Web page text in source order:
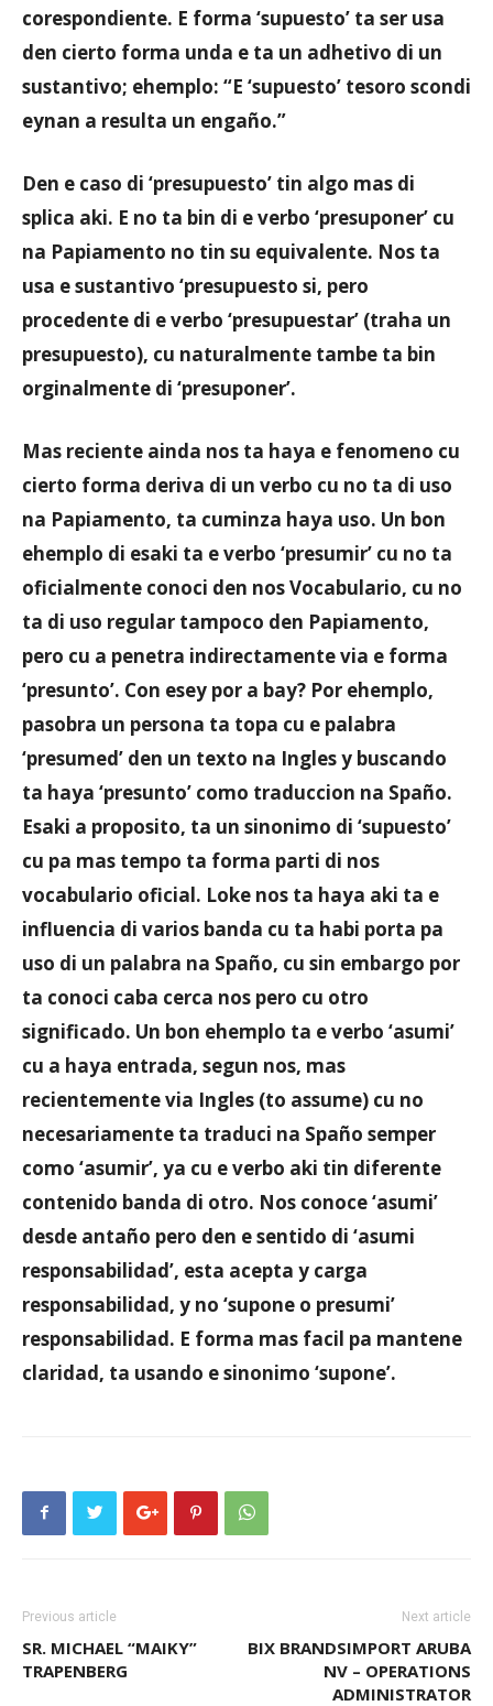
corespondiente. E forma ‘supuesto’ ta ser usa
den cierto forma unda e ta un adhetivo di un
sustantivo; ehemplo: “E ‘supuesto’ tesoro scondi
eynan a resulta un engaño.”
Den e caso di ‘presupuesto’ tin algo mas di
splica aki. E no ta bin di e verbo ‘presuponer’ cu
na Papiamento no tin su equivalente. Nos ta
usa e sustantivo ‘presupuesto si, pero
procedente di e verbo ‘presupuestar’ (traha un
presupuesto), cu naturalmente tambe ta bin
orginalmente di ‘presuponer’.
Mas reciente ainda nos ta haya e fenomeno cu
cierto forma deriva di un verbo cu no ta di uso
na Papiamento, ta cuminza haya uso. Un bon
ehemplo di esaki ta e verbo ‘presumir’ cu no ta
oficialmente conoci den nos Vocabulario, cu no
ta di uso regular tampoco den Papiamento,
pero cu a penetra indirectamente via e forma
‘presunto’. Con esey por a bay? Por ehemplo,
pasobra un persona ta topa cu e palabra
‘presumed’ den un texto na Ingles y buscando
ta haya ‘presunto’ como traduccion na Spaño.
Esaki a proposito, ta un sinonimo di ‘supuesto’
cu pa mas tempo ta forma parti di nos
vocabulario oficial. Loke nos ta haya aki ta e
influencia di varios banda cu ta habi porta pa
uso di un palabra na Spaño, cu sin embargo por
ta conoci caba cerca nos pero cu otro
significado. Un bon ehemplo ta e verbo ‘asumi’
cu a haya entrada, segun nos, mas
recientemente via Ingles (to assume) cu no
necesariamente ta traduci na Spaño semper
como ‘asumir’, ya cu e verbo aki tin diferente
contenido banda di otro. Nos conoce ‘asumi’
desde antaño pero den e sentido di ‘asumi
responsabilidad’, esta acepta y carga
responsabilidad, y no ‘supone o presumi’
responsabilidad. E forma mas facil pa mantene
claridad, ta usando e sinonimo ‘supone’.
Previous article
SR. MICHAEL “MAIKY”
TRAPENBERG
Next article
BIX BRANDSIMPORT ARUBA
NV – OPERATIONS
ADMINISTRATOR